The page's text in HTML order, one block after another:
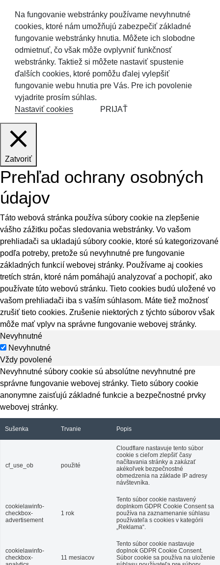
Na fungovanie webstránky používame nevyhnutné
cookies, ktoré nám umožňujú zabezpečiť základné
fungovanie webstránky hnutia. Môžete ich slobodne
odmietnuť, čo však môže ovplyvniť funkčnosť
webstránky. Taktiež si môžete nastaviť spustenie
ďalších cookies, ktoré pomôžu ďalej vylepšiť
fungovanie webu hnutia pre Vás. Pre ich povolenie
vyjadrite prosím súhlas.
Nastaviť cookies
PRIJAŤ
Zatvoriť
Prehľad ochrany osobných
údajov
Táto webová stránka používa súbory cookie na zlepšenie
vášho zážitku počas sledovania webstránky. Vo vašom
prehliadači sa ukladajú súbory cookie, ktoré sú kategorizované
podľa potreby, pretože sú nevyhnutné pre fungovanie
základných funkcií webovej stránky. Používame aj cookies
tretích strán, ktoré nám pomáhajú analyzovať a pochopiť, ako
používate túto webovú stránku. Tieto cookies budú uložené vo
vašom prehliadači iba s vaším súhlasom. Máte tiež možnosť
zrušiť tieto cookies. Zrušenie niektorých z týchto súborov však
môže mať vplyv na správne fungovanie webovej stránky.
Nevyhnutné
Nevyhnutné
Vždy povolené
Nevyhnutné súbory cookie sú absolútne nevyhnutné pre
správne fungovanie webovej stránky. Tieto súbory cookie
anonymne zaisťujú základné funkcie a bezpečnostné prvky
webovej stránky.
Sušenka Trvanie Popis
cf_use_ob použité
Cloudflare nastavuje tento súbor
cookie s cieľom zlepšiť časy
načítavania stránky a zakázať
akékoľvek bezpečnostné
obmedzenia na základe IP adresy
návštevníka.
cookielawinfo-
checkbox-
advertisement
1 rok
Tento súbor cookie nastavený
doplnkom GDPR Cookie Consent sa
používa na zaznamenanie súhlasu
používateľa s cookies v kategórii
„Reklama“.
cookielawinfo-
checkbox-
11 mesiacov
Tento súbor cookie nastavuje
doplnok GDPR Cookie Consent.
Súbor cookie sa používa na uloženie